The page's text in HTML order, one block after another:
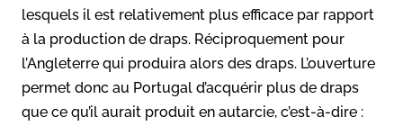
lesquels il est relativement plus efficace par rapport
à la production de draps. Réciproquement pour
l’Angleterre qui produira alors des draps. L’ouverture
permet donc au Portugal d’acquérir plus de draps
que ce qu’il aurait produit en autarcie, c’est-à-dire :